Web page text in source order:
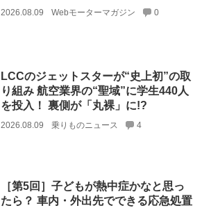
2026.08.09 Webモーターマガジン 0
LCCのジェットスターが“史上初”の取
り組み 航空業界の“聖域”に学生440人
を投入！ 裏側が「丸裸」に!?
2026.08.09 乗りものニュース 4
［第5回］子どもが熱中症かなと思っ
たら？ 車内・外出先でできる応急処置